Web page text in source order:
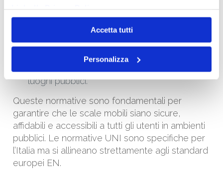
Accetta tutti
Personalizza
accessibilità e requisiti di sicurezza.
Specifica i requisiti minimi per l’accesso
sicuro e indipendente agli ascensori da
parte di persone con disabilità, un aspetto
luoghi pubblici.
Queste normative sono fondamentali per
garantire che le scale mobili siano sicure,
affidabili e accessibili a tutti gli utenti in ambienti
pubblici. Le normative UNI sono specifiche per
l’Italia ma si allineano strettamente agli standard
europei EN.